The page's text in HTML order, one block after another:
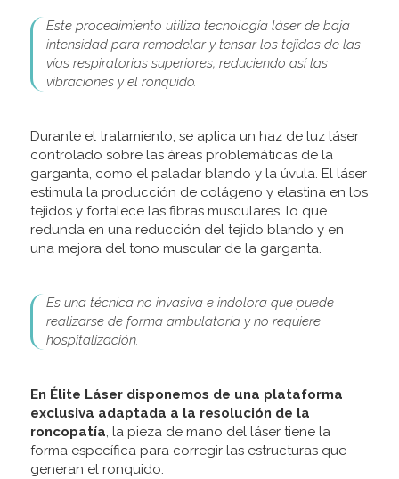
Este procedimiento utiliza tecnología láser de baja
intensidad para remodelar y tensar los tejidos de las
vías respiratorias superiores, reduciendo así las
vibraciones y el ronquido.
Durante el tratamiento, se aplica un haz de luz láser
controlado sobre las áreas problemáticas de la
garganta, como el paladar blando y la úvula. El láser
estimula la producción de colágeno y elastina en los
tejidos y fortalece las fibras musculares, lo que
redunda en una reducción del tejido blando y en
una mejora del tono muscular de la garganta.
Es una técnica no invasiva e indolora que puede
realizarse de forma ambulatoria y no requiere
hospitalización.
En Élite Láser disponemos de una plataforma
exclusiva adaptada a la resolución de la
roncopatía, la pieza de mano del láser tiene la
forma específica para corregir las estructuras que
generan el ronquido.